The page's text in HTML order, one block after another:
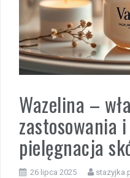
Wazelina –
zastosowania
pielęgnacja
26 lipca 2025